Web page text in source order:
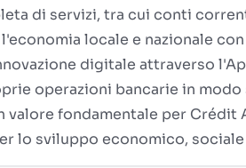
di servizi, tra cui conti
locale e nazionale
digitale attraverso
operazioni bancarie in
valore fondamentale per
lo sviluppo economico,